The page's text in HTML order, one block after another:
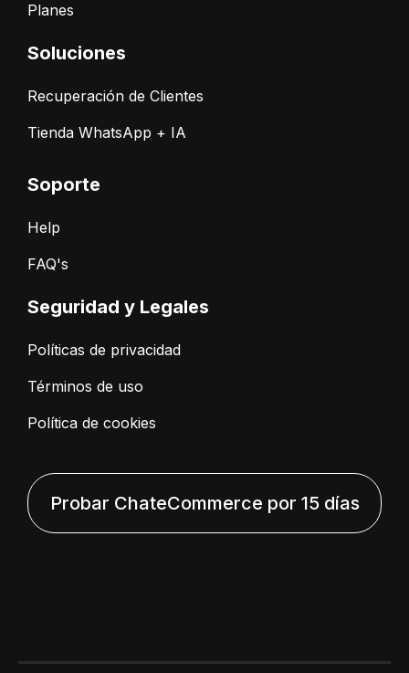
Planes
Soluciones
Recuperación de Clientes
Tienda WhatsApp + IA
Soporte
Help
FAQ's
Seguridad y Legales
Políticas de privacidad
Términos de uso
Política de cookies
Probar ChateCommerce por 15 días